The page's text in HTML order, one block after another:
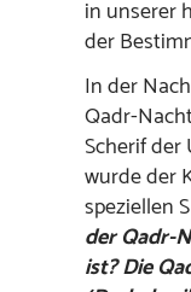
in unserer
der
In der
Qadr-
Scherif der
wurde der
speziellen
der Qadr-
ist? Die